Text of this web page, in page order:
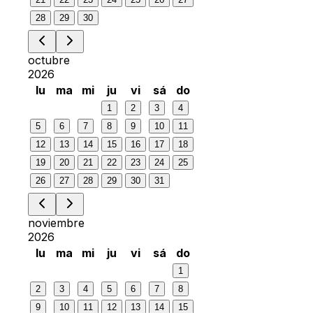
28
29 30
octubre
2026
lu
ma mi ju vi sá do
1 2 3
4
5
6 7 8 9 10
11
12
13 14 15 16 17
18
19
20 21 22 23 24
25
26
27 28 29 30 31
noviembre
2026
lu
ma mi ju vi sá do
1
2
3 4 5 6 7
8
9
10 11 12 13 14 15